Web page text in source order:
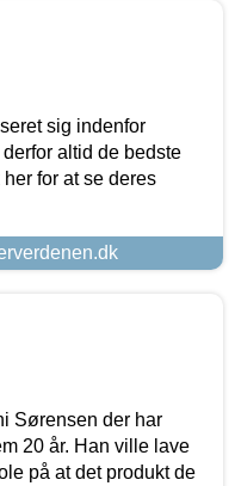
sig indenfor
altid de bedste
for at se deres
Sørensen der har
20 år. Han ville lave
på at det produkt de